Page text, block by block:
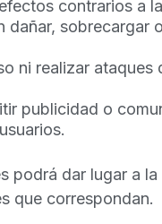
contrarios a
dañar, sobrecargar
ni realizar
publicidad o
podrá dar lugar a
que correspondan.